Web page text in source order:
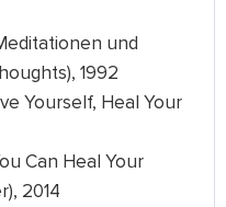
und
1992
Yourself, Heal Your
Can Heal Your
2014